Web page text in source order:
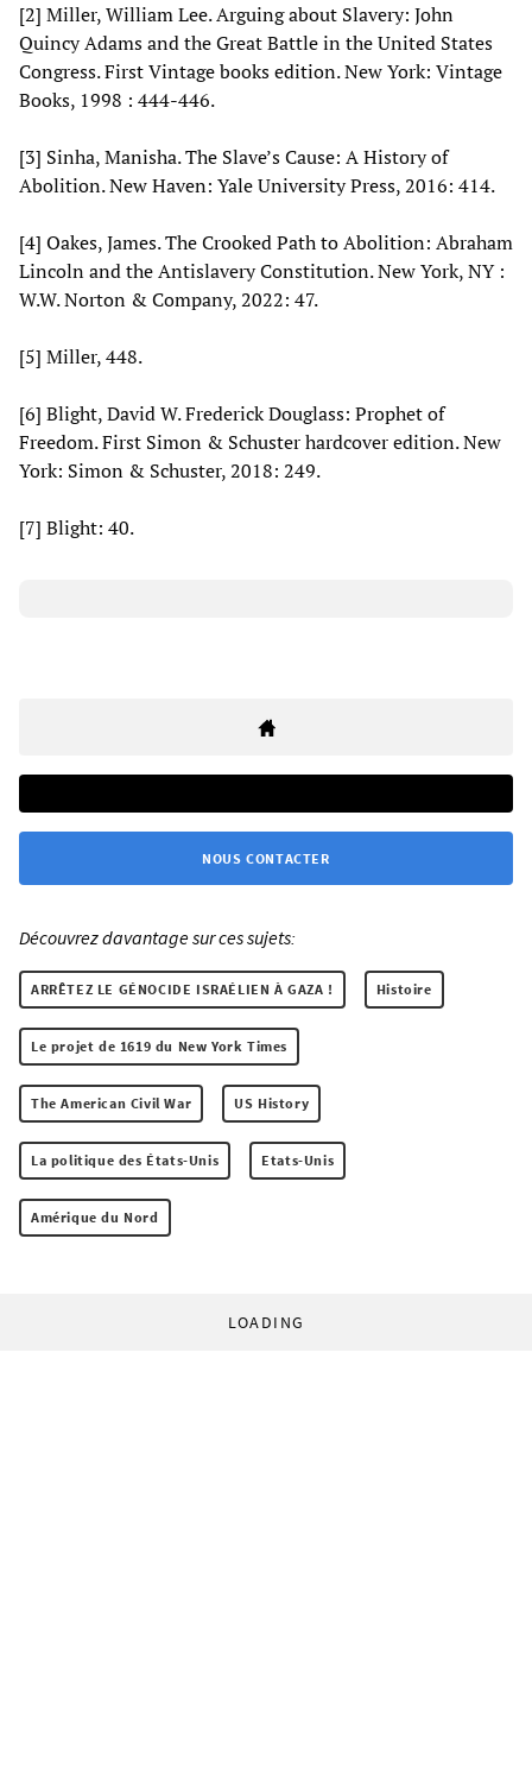
[2] Miller, William Lee. Arguing about Slavery: John
Quincy Adams and the Great Battle in the United States
Congress. First Vintage books edition. New York: Vintage
Books, 1998 : 444-446.
[3] Sinha, Manisha. The Slave’s Cause: A History of
Abolition. New Haven: Yale University Press, 2016: 414.
[4] Oakes, James. The Crooked Path to Abolition: Abraham
Lincoln and the Antislavery Constitution. New York, NY :
W.W. Norton & Company, 2022: 47.
[5] Miller, 448.
[6] Blight, David W. Frederick Douglass: Prophet of
Freedom. First Simon & Schuster hardcover edition. New
York: Simon & Schuster, 2018: 249.
[7] Blight: 40.
NOUS CONTACTER
Découvrez davantage sur ces sujets:
ARRÊTEZ LE GÉNOCIDE ISRAÉLIEN À GAZA ! Histoire
Le projet de 1619 du New York Times
The American Civil War US History
La politique des États-Unis Etats-Unis
Amérique du Nord
LOADING